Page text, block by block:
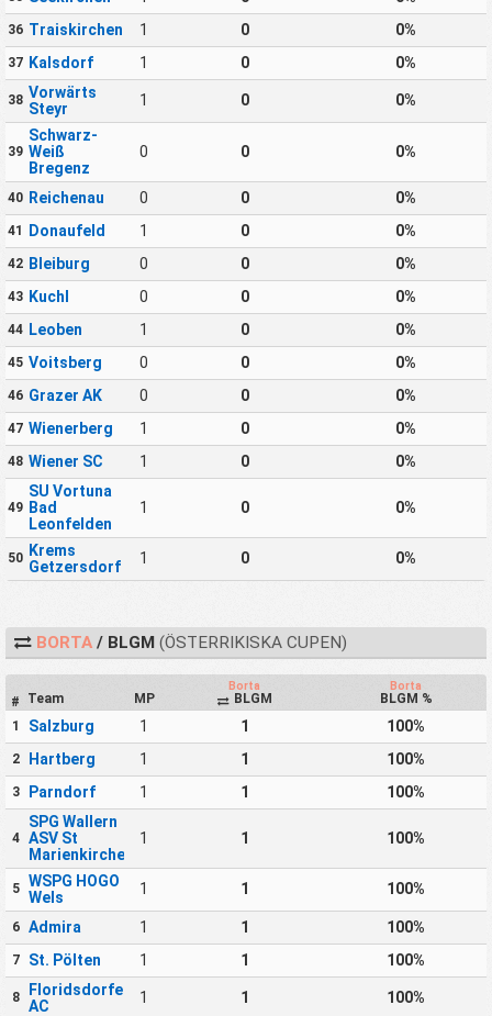
36 Traiskirchen 1 0 0%
37 Kalsdorf 1 0 0%
38 Vorwärts
Steyr
1 0 0%
39
Schwarz-
Weiß
Bregenz
0 0 0%
40 Reichenau 0 0 0%
41 Donaufeld 1 0 0%
42 Bleiburg 0 0 0%
43 Kuchl 0 0 0%
44 Leoben 1 0 0%
45 Voitsberg 0 0 0%
46 Grazer AK 0 0 0%
47 Wienerberg 1 0 0%
48 Wiener SC 1 0 0%
49
SU Vortuna
Bad
Leonfelden
1 0 0%
50 Krems
Getzersdorf
1 0 0%
BORTA/ BLGM(ÖSTERRIKISKA CUPEN)
# Team MP
Borta
BLGM
Borta
BLGM %
1
Salzburg 1 1 100%
2 Hartberg 1 1 100%
3 Parndorf 1 1 100%
4
SPG Wallern
ASV St
Marienkirchen
1 1 100%
5
WSPG HOGO
Wels
1 1 100%
6 Admira 1 1 100%
7 St. Pölten 1 1 100%
8
Floridsdorfer
AC
1 1 100%